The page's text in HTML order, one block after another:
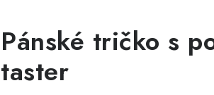
Pánské tričko s
taster